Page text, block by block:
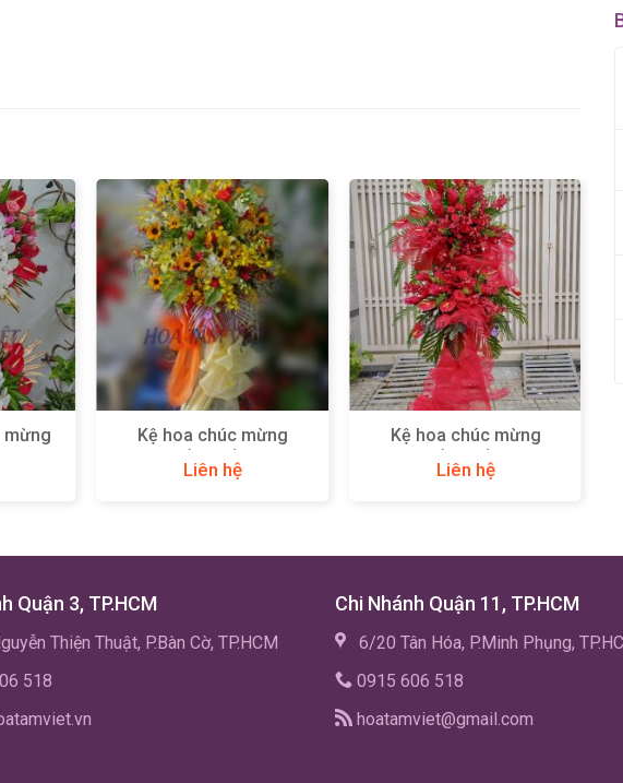
mừng
Kệ hoa chúc mừng
(KH13)
Liên hệ
Kệ hoa chúc mừng
(KH46)
Liên hệ
Quận 3, TP.HCM
Thiện Thuật, P.Bàn Cờ, TP.HCM
518
Chi Nhánh Quận 11, TP.HCM
6/20 Tân Hóa, P.Minh Phụng,
0915 606 518
hoatamviet@gmail.com